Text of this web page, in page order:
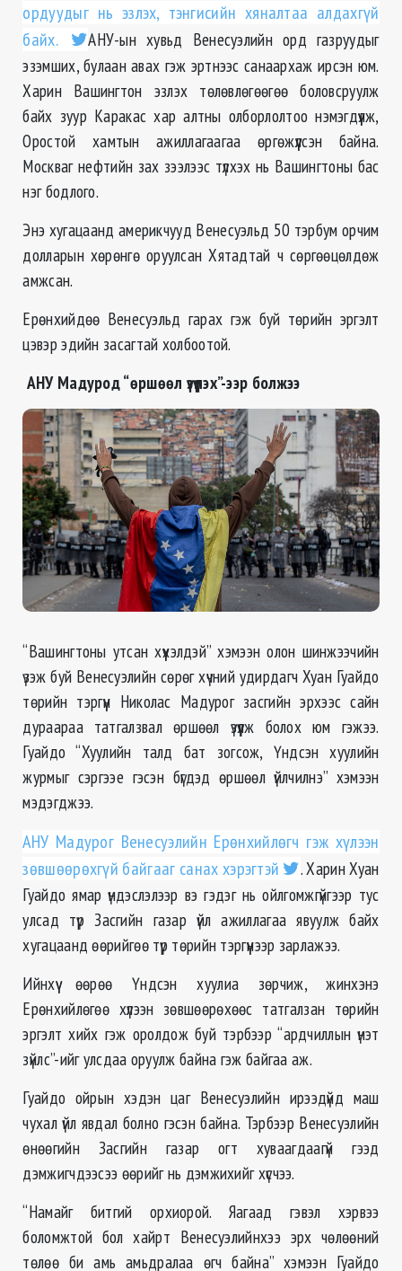
ордуудыг нь эзлэх, тэнгисийн хяналтаа алдахгүй
байх.
АНУ-ын хувьд Венесуэлийн орд газруудыг
эзэмших, булаан авах гэж эртнээс санаархаж ирсэн юм.
Харин Вашингтон эзлэх төлөвлөгөөгөө боловсруулж
байх зуур Каракас хар алтны олборлолтоо нэмэгдүүлж,
Оростой хамтын ажиллагаагаа өргөжүүлсэн байна.
Москваг нефтийн зах зээлээс түлхэх нь Вашингтоны бас
нэг бодлого.
Энэ хугацаанд америкчууд Венесуэльд 50 тэрбум орчим
долларын хөрөнгө оруулсан Хятадтай ч сөргөөцөлдөж
амжсан.
Ерөнхийдөө Венесуэльд гарах гэж буй төрийн эргэлт
цэвэр эдийн засагтай холбоотой.
АНУ Мадурод “өршөөл үзүүлэх”-ээр болжээ
“Вашингтоны утсан хүүхэлдэй” хэмээн олон шинжээчийн
үзэж буй Венесуэлийн сөрөг хүчний удирдагч Хуан Гуайдо
төрийн тэргүүн Николас Мадурог засгийн эрхээс сайн
дураараа татгалзвал өршөөл үзүүлж болох юм гэжээ.
Гуайдо “Хуулийн талд бат зогсож, Үндсэн хуулийн
журмыг сэргээе гэсэн бүгдэд өршөөл үйлчилнэ” хэмээн
мэдэгджээ.
АНУ Мадурог Венесуэлийн Ерөнхийлөгч гэж хүлээн
зөвшөөрөхгүй байгааг санах хэрэгтэй
. Харин Хуан
Гуайдо ямар үндэслэлээр вэ гэдэг нь ойлгомжгүйгээр тус
улсад түр Засгийн газар үйл ажиллагаа явуулж байх
хугацаанд өөрийгөө түр төрийн тэргүүнээр зарлажээ.
Ийнхүү өөрөө Үндсэн хуулиа зөрчиж, жинхэнэ
Ерөнхийлөгөө хүлээн зөвшөөрөхөөс татгалзан төрийн
эргэлт хийх гэж оролдож буй тэрбээр “ардчиллын үнэт
зүйлс”-ийг улсдаа оруулж байна гэж байгаа аж.
Гуайдо ойрын хэдэн цаг Венесуэлийн ирээдүйд маш
чухал үйл явдал болно гэсэн байна. Тэрбээр Венесуэлийн
өнөөгийн Засгийн газар огт хуваагдаагүй гээд
дэмжигчдээсээ өөрийг нь дэмжихийг хүсчээ.
“Намайг битгий орхиорой. Яагаад гэвэл хэрвээ
боломжтой бол хайрт Венесуэлийнхээ эрх чөлөөний
төлөө би амь амьдралаа өгч байна” хэмээн Гуайдо